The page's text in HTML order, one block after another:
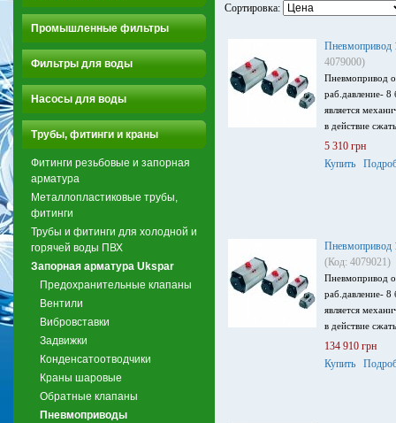
Промышленные фильтры
Фильтры для воды
Насосы для воды
Трубы, фитинги и краны
Фитинги резьбовые и запорная
арматура
Металлопластиковые трубы,
фитинги
Трубы и фитинги для холодной и
горячей воды ПВХ
Запорная арматура Ukspar
Предохранительные клапаны
Вентили
Вибровставки
Задвижки
Конденсатоотводчики
Краны шаровые
Обратные клапаны
Пневмоприводы
Сортировка:
Пневмопривод
4079000)
Пневмопривод
раб.давление-
является
в действие
5 310 грн
Купить
Пневмопривод
(Код: 4079021)
Пневмопривод
раб.давление-
является
в действие
134 910 грн
Купить